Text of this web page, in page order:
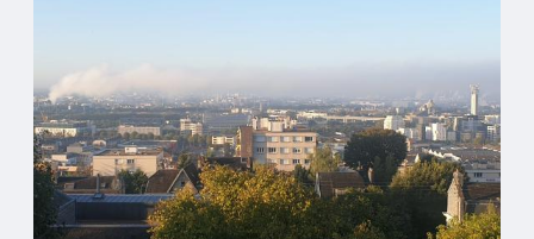
Visuel